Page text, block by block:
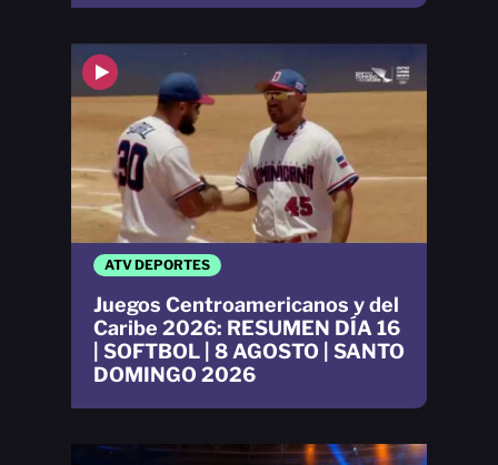
ATV DEPORTES
Juegos Centroamericanos y del
Caribe 2026: RESUMEN DÍA 16
| SOFTBOL | 8 AGOSTO | SANTO
DOMINGO 2026